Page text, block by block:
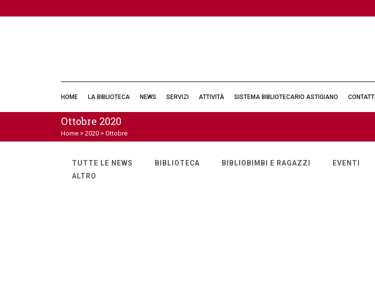
HOME LA BIBLIOTECA NEWS SERVIZI ATTIVITÀ SISTEMA BIBLIOTECARIO ASTIGIANO CONTATTI
Ottobre 2020
Home > 2020 > Ottobre
TUTTE LE NEWS BIBLIOTECA BIBLIOBIMBI E RAGAZZI EVENTI
ALTRO